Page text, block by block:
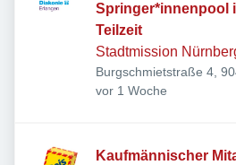
Springer*innenpool
Teilzeit
Stadtmission
Burgschmietstraße 4,
Deutschland
Veröffentlicht
vor 1 Woche
Kaufmännischer